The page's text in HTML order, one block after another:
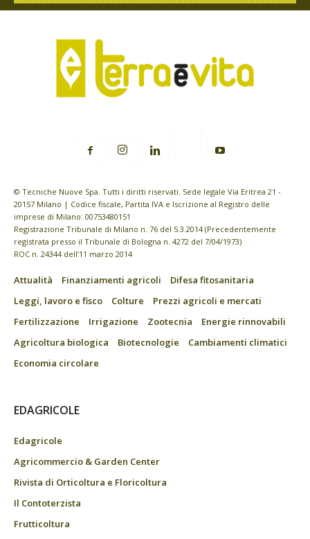
© Tecniche Nuove Spa. Tutti i diritti riservati. Sede legale Via Eritrea 21 -
20157 Milano | Codice fiscale, Partita IVA e Iscrizione al Registro delle
imprese di Milano: 00753480151
Registrazione Tribunale di Milano n. 76 del 5.3.2014 (Precedentemente
registrata presso il Tribunale di Bologna n. 4272 del 7/04/1973)
ROC n. 24344 dell’11 marzo 2014
Attualità Finanziamenti agricoli
Difesa fitosanitaria
Leggi, lavoro e fisco
Colture
Prezzi agricoli e mercati
Fertilizzazione
Irrigazione Zootecnia
Energie rinnovabili
Agricoltura biologica
Biotecnologie
Cambiamenti climatici
Economia circolare
EDAGRICOLE
Edagricole
Agricommercio & Garden Center
Rivista di Orticoltura e Floricoltura
Il Contoterzista
Frutticoltura